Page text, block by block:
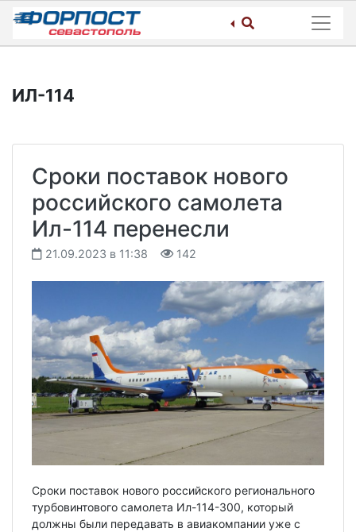
Skip
content
ИЛ-114
Сроки поставок нового
российского самолета
Ил-114 перенесли
21.09.2023 в 11:38 142
Сроки поставок нового российского регионального
турбовинтового самолета Ил-114-300, который
должны были передавать в авиакомпании уже с